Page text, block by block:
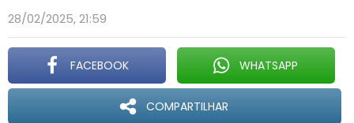
28/02/2025, 21:59
FACEBOOK WHATSAPP
COMPARTILHAR